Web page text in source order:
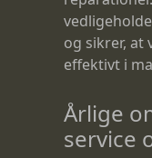
og sikrer,
effektivt i
Årlige
service